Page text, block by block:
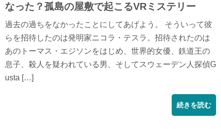
なった？孤島の屋敷で起こるVRミステリー
過去の過ちをなかったことにしてあげよう。 そういって彼
らを招待したのは発明家ニコラ・テスラ。招待されたのは
あのトーマス・エジソンをはじめ、世界的女優、鉄道王の
息子、殺人を疑われている男、そしてスウェーデン人探偵G
usta […]
続きを読む